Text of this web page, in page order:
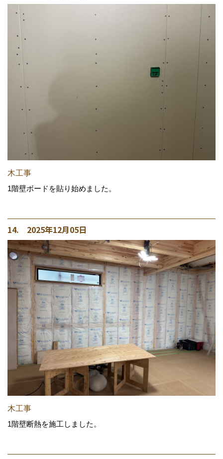
木工事
1階壁ボードを貼り始めました。
14. 2025年12月05日
木工事
1階壁断熱を施工しました。